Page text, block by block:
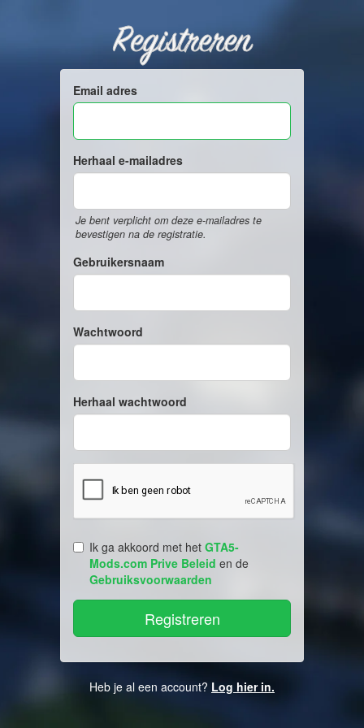
Registreren
Email adres
Herhaal e-mailadres
Je bent verplicht om deze e-mailadres te
bevestigen na de registratie.
Gebruikersnaam
Wachtwoord
Herhaal wachtwoord
Ik ga akkoord met het GTA5-
Mods.com Prive Beleid en de
Gebruiksvoorwaarden
Heb je al een account? Log hier in.